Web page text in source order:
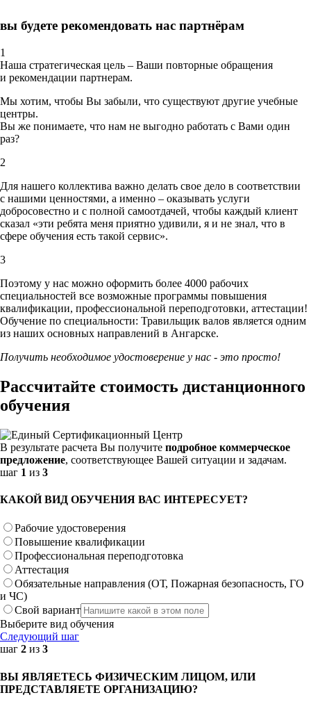
вы будете рекомендовать нас партнёрам
1
Наша стратегическая цель – Ваши повторные обращения
и рекомендации партнерам.
Мы хотим, чтобы Вы забыли, что существуют другие учебные
центры.
Вы же понимаете, что нам не выгодно работать с Вами один
раз?
2
Для нашего коллектива важно делать свое дело в соответствии
с нашими ценностями, а именно – оказывать услуги
добросовестно и с полной самоотдачей, чтобы каждый клиент
сказал «эти ребята меня приятно удивили, я и не знал, что в
сфере обучения есть такой сервис».
3
Поэтому у нас можно оформить более 4000 рабочих
специальностей все возможные программы повышения
квалификации, профессиональной переподготовки, аттестации!
Обучение по специальности: Травильщик валов является одним
из наших основных направлений в Ангарске.
Получить необходимое удостоверение у нас - это просто!
Рассчитайте стоимость дистанционного
обучения
В результате расчета Вы получите подробное коммерческое
предложение, соответствующее Вашей ситуации и задачам.
шаг 1 из 3
КАКОЙ ВИД ОБУЧЕНИЯ ВАС ИНТЕРЕСУЕТ?
Рабочие удостоверения
Повышение квалификации
Профессиональная переподготовка
Аттестация
Обязательные направления (ОТ, Пожарная безопасность, ГО
и ЧС)
Свой вариант
Выберите вид обучения
Следующий шаг
шаг 2 из 3
ВЫ ЯВЛЯЕТЕСЬ ФИЗИЧЕСКИМ ЛИЦОМ, ИЛИ
ПРЕДСТАВЛЯЕТЕ ОРГАНИЗАЦИЮ?